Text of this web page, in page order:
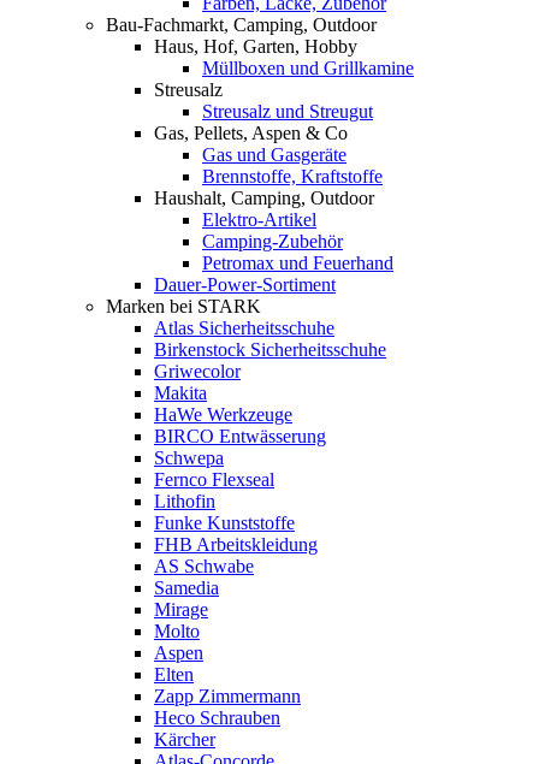
Bau-Fachmarkt, Camping, Outdoor
Haus, Hof, Garten, Hobby
Müllboxen und Grillkamine
Streusalz
Streusalz und Streugut
Gas, Pellets, Aspen & Co
Gas und Gasgeräte
Brennstoffe, Kraftstoffe
Haushalt, Camping, Outdoor
Elektro-Artikel
Camping-Zubehör
Petromax und Feuerhand
Dauer-Power-Sortiment
Marken bei STARK
Atlas Sicherheitsschuhe
Birkenstock Sicherheitsschuhe
Griwecolor
Makita
HaWe Werkzeuge
BIRCO Entwässerung
Schwepa
Fernco Flexseal
Lithofin
Funke Kunststoffe
FHB Arbeitskleidung
AS Schwabe
Samedia
Mirage
Molto
Aspen
Elten
Zapp Zimmermann
Heco Schrauben
Kärcher